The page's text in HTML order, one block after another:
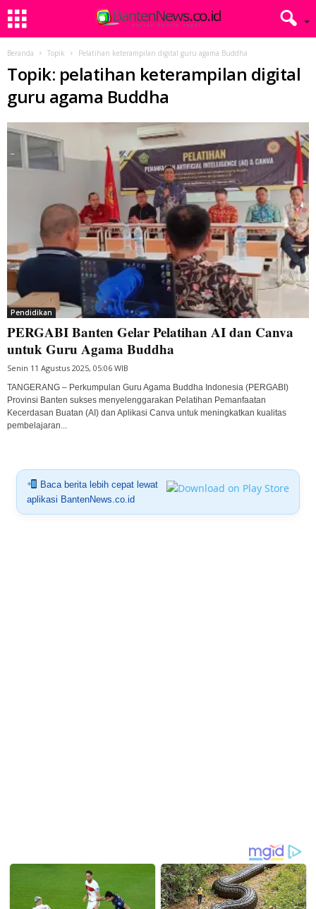
Beranda Topik Pelatihan keterampilan digital guru agama Buddha
Topik: pelatihan keterampilan digital
guru agama Buddha
Pendidikan
PERGABI Banten Gelar Pelatihan AI dan Canva
untuk Guru Agama Buddha
Senin 11 Agustus 2025, 05:06 WIB
TANGERANG – Perkumpulan Guru Agama Buddha Indonesia (PERGABI)
Provinsi Banten sukses menyelenggarakan Pelatihan Pemanfaatan
Kecerdasan Buatan (AI) dan Aplikasi Canva untuk meningkatkan kualitas
pembelajaran...
Baca berita lebih cepat lewat
aplikasi BantenNews.co.id